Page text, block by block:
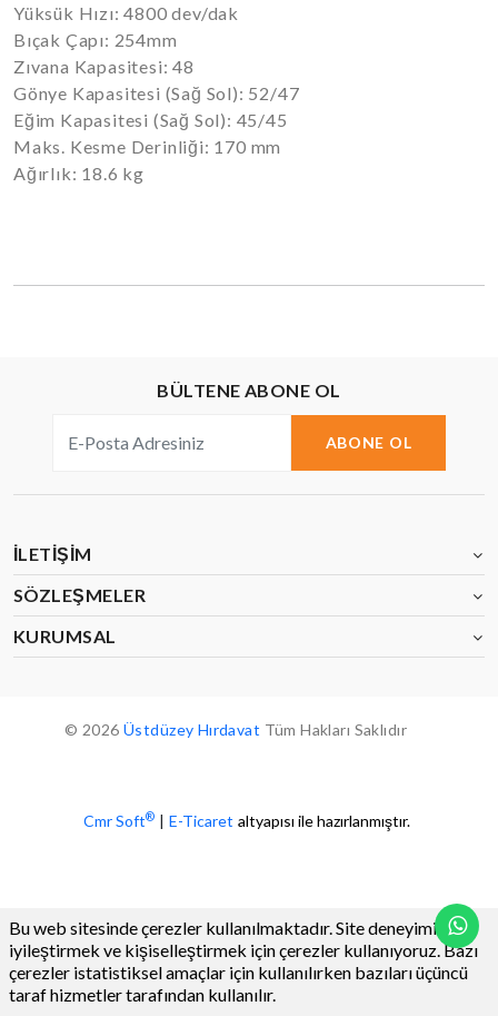
Yüksük Hızı: 4800 dev/dak
Bıçak Çapı: 254mm
Zıvana Kapasitesi: 48
Gönye Kapasitesi (Sağ Sol): 52/47
Eğim Kapasitesi (Sağ Sol): 45/45
Maks. Kesme Derinliği: 170 mm
Ağırlık: 18.6 kg
BÜLTENE ABONE OL
ABONE OL
İLETIŞIM
SÖZLEŞMELER
KURUMSAL
© 2026 Üstdüzey Hırdavat Tüm Hakları Saklıdır
Cmr Soft® | E-Ticaret altyapısı ile hazırlanmıştır.
Bu web sitesinde çerezler kullanılmaktadır. Site deneyiminizi
iyileştirmek ve kişiselleştirmek için çerezler kullanıyoruz. Bazı
çerezler istatistiksel amaçlar için kullanılırken bazıları üçüncü
taraf hizmetler tarafından kullanılır.